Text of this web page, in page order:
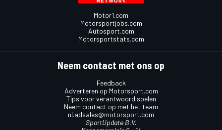
Motor1.com
Motorsportjobs.com
Autosport.com
Motorsportstats.com
Neem contact met ons op
Feedback
Adverteren op Motorsport.com
Tips voor verantwoord spelen
Neem contact op met het team
nl.adsales@motorsport.com
SportUpdate B.V.